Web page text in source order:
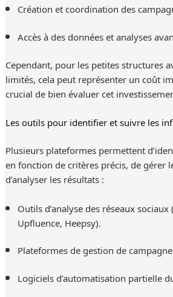
Création et coordination des
Accès à des données et analyses
Cependant, pour les petites structures
limités, cela peut représenter un coût
crucial de bien évaluer cet
Les outils pour identifier et suivre les
Plusieurs plateformes permettent
en fonction de critères précis, de gérer
d’analyser les résultats :
Outils d’analyse des réseaux
Upfluence, Heepsy).
Plateformes de gestion de
Logiciels d’automatisation partielle